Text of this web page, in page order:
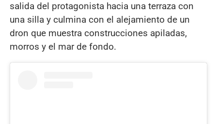
salida del protagonista hacia una terraza con
una silla y culmina con el alejamiento de un
dron que muestra construcciones apiladas,
morros y el mar de fondo.